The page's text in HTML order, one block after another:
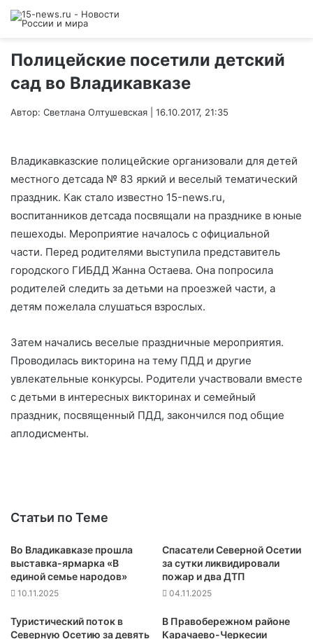
Полицейские посетили детский
сад во Владикавказе
Автор: Светлана Олтушевская | 16.10.2017, 21:35
Владикавказские полицейские организовали для детей
местного детсада № 83 яркий и веселый тематический
праздник. Как стало известно 15-news.ru,
воспитанников детсада посвящали на празднике в юные
пешеходы. Мероприятие началось с официальной
части. Перед родителями выступила представитель
городского ГИБДД Жанна Остаева. Она попросила
родителей следить за детьми на проезжей части, а
детям пожелала слушаться взрослых.
Затем начались веселые праздничные мероприятия.
Проводилась викторина на тему ПДД и другие
увлекательные конкурсы. Родители участвовали вместе
с детьми в интересных викторинах и семейный
праздник, посвященный ПДД, закончился под общие
аплодисменты.
Статьи по Теме
Во Владикавказе прошла
выставка-ярмарка «В
единой семье народов»
10.11.2025
Спасатели Северной Осетии
за сутки ликвидировали
пожар и два ДТП
04.11.2025
Туристический поток в
Северную Осетию за девять
В Правобережном районе
Карачаево-Черкесии